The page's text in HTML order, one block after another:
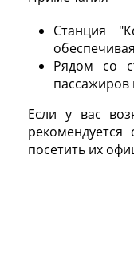
Станция
Рядом со
пассажиров
Если у вас
посетить их